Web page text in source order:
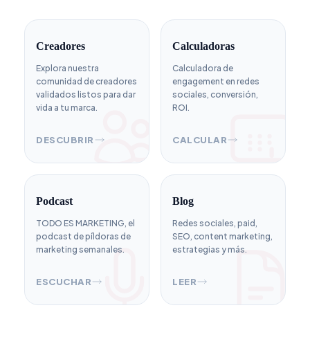
Creadores
Explora nuestra
comunidad de creadores
validados listos para dar
vida a tu marca.
DESCUBRIR
Calculadoras
Calculadora de
engagement en redes
sociales, conversión,
ROI.
CALCULAR
Podcast
TODO ES MARKETING, el
podcast de píldoras de
marketing semanales.
ESCUCHAR
Blog
Redes sociales, paid,
SEO, content marketing,
estrategias y más.
LEER